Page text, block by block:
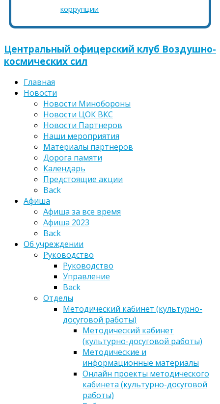
коррупции
Центральный офицерский клуб Воздушно-
космических сил
Главная
Новости
Новости Минобороны
Новости ЦОК ВКС
Новости Партнеров
Наши мероприятия
Материалы партнеров
Дорога памяти
Календарь
Предстоящие акции
Back
Афиша
Афиша за все время
Афиша 2023
Back
Об учреждении
Руководство
Руководство
Управление
Back
Отделы
Методический кабинет (культурно-
досуговой работы)
Методический кабинет
(культурно-досуговой работы)
Методические и
информационные материалы
Онлайн проекты методического
кабинета (культурно-досуговой
работы)